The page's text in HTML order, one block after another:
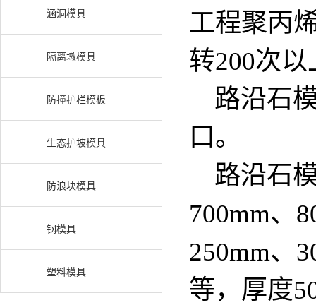
涵洞模具
隔离墩模具
防撞护栏模板
生态护坡模具
防浪块模具
钢模具
塑料模具
工程聚丙
转200次以
路沿石
口。
路沿石模
700mm、
250mm、
等，厚度